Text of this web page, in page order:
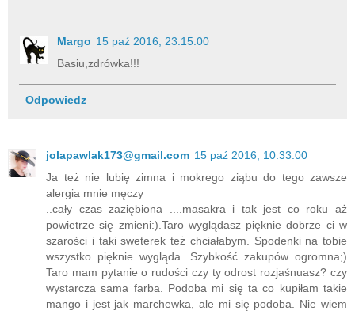
Margo 15 paź 2016, 23:15:00
Basiu,zdrówka!!!
Odpowiedz
jolapawlak173@gmail.com 15 paź 2016, 10:33:00
Ja też nie lubię zimna i mokrego ziąbu do tego zawsze
alergia mnie męczy
..cały czas zaziębiona ....masakra i tak jest co roku aż
powietrze się zmieni:).Taro wyglądasz pięknie dobrze ci w
szarości i taki sweterek też chciałabym. Spodenki na tobie
wszystko pięknie wygląda. Szybkość zakupów ogromna;)
Taro mam pytanie o rudości czy ty odrost rozjaśnuasz? czy
wystarcza sama farba. Podoba mi się ta co kupiłam takie
mango i jest jak marchewka, ale mi się podoba. Nie wiem